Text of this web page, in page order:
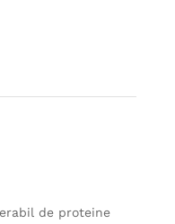
de proteine